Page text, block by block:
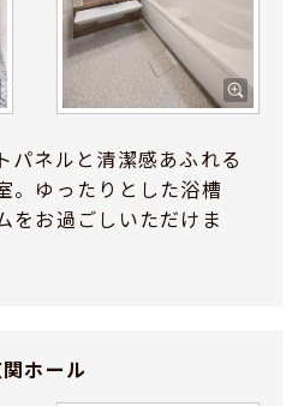
パネルと清潔感あふれる
。ゆったりとした浴槽
をお過ごしいただけま
ホール